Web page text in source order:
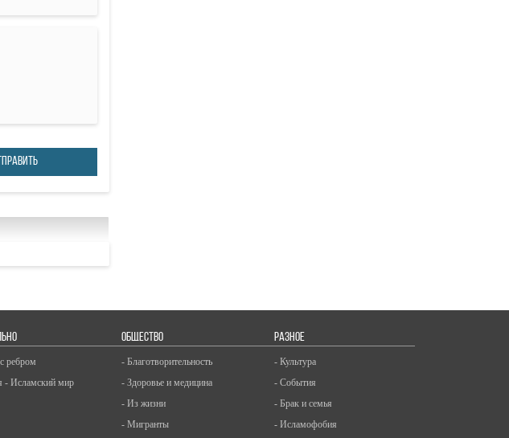
ребром
- Исламский мир
ОБЩЕСТВО
- Благотворительность
- Здоровье и медицина
- Из жизни
- Мигранты
РАЗНОЕ
- Культура
- События
- Брак и семья
- Исламофобия